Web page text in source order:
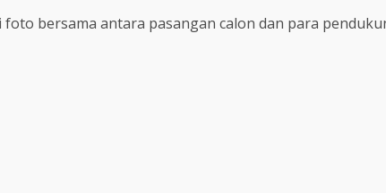
bersama antara pasangan calon dan para